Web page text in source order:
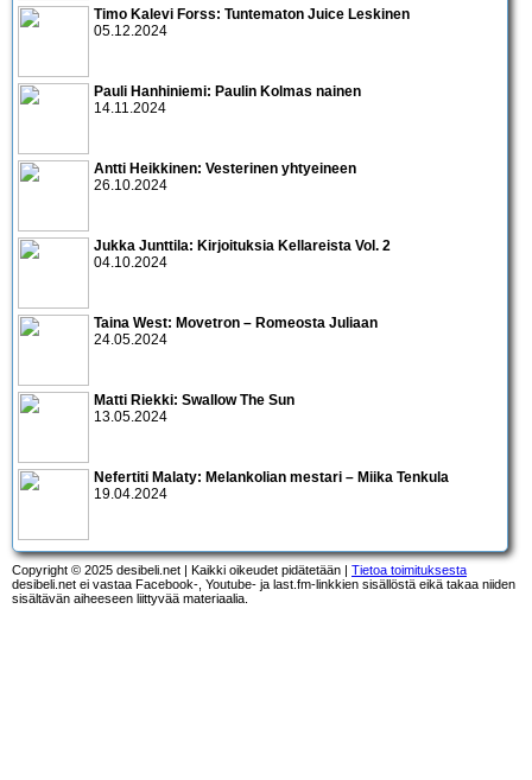
Timo Kalevi Forss: Tuntematon Juice Leskinen
05.12.2024
Pauli Hanhiniemi: Paulin Kolmas nainen
14.11.2024
Antti Heikkinen: Vesterinen yhtyeineen
26.10.2024
Jukka Junttila: Kirjoituksia Kellareista Vol. 2
04.10.2024
Taina West: Movetron – Romeosta Juliaan
24.05.2024
Matti Riekki: Swallow The Sun
13.05.2024
Nefertiti Malaty: Melankolian mestari – Miika Tenkula
19.04.2024
Copyright © 2025 desibeli.net | Kaikki oikeudet pidätetään | Tietoa toimituksesta
desibeli.net ei vastaa Facebook-, Youtube- ja last.fm-linkkien sisällöstä eikä takaa niiden
sisältävän aiheeseen liittyvää materiaalia.